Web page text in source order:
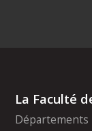
La Faculté
Départements